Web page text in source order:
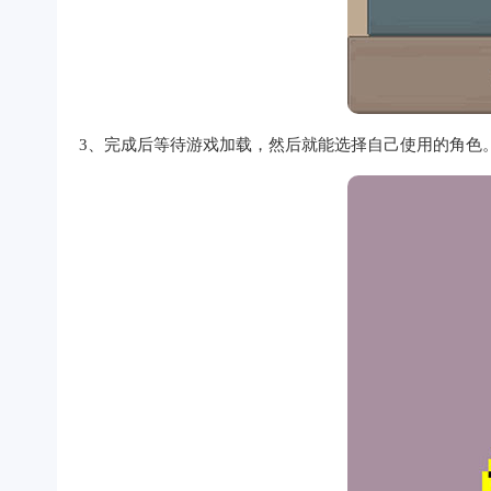
3、完成后等待游戏加载，然后就能选择自己使用的角色